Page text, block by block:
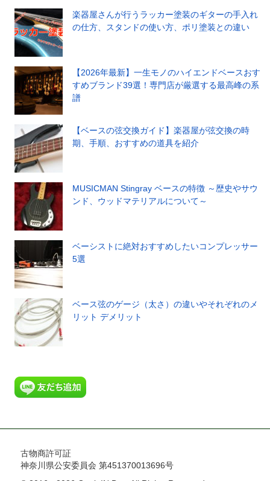
楽器屋さんが行うラッカー塗装のギターの手入れ
の仕方、スタンドの使い方、ポリ塗装との違い
【2026年最新】一生モノのハイエンドベースおす
すめブランド39選！専門店が厳選する最高峰の系
譜
【ベースの弦交換ガイド】楽器屋が弦交換の時
期、手順、おすすめの道具を紹介
MUSICMAN Stingray ベースの特徴 ～歴史やサウ
ンド、ウッドマテリアルについて～
ベーシストに絶対おすすめしたいコンプレッサー
5選
ベース弦のゲージ（太さ）の違いやそれぞれのメ
リット デメリット
古物商許可証
神奈川県公安委員会 第451370013696号